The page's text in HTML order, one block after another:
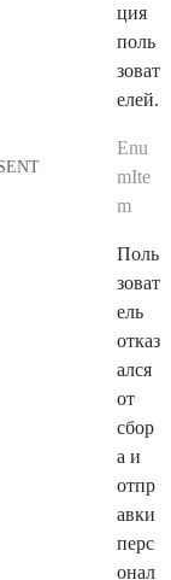
ция
поль
зоват
елей.
Enu
mIte
m
Поль
зоват
ель
отказ
ался
от
сбор
а и
отпр
авки
перс
онал